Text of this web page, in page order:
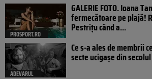
PROSPORT.RO
GALERIE FOTO. Ioana
fermecătoare pe plajă!
Pestrițu când a...
ADEVARUL
Ce s-a ales de membrii
secte ucigașe din